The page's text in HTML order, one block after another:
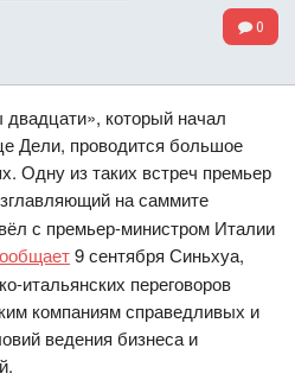
0
который начал
Дели, проводится большое
Одну из таких встреч премьер
на саммите
с премьер-министром Италии
9 сентября Синьхуа,
итальянских переговоров
компаниям справедливых и
ведения бизнеса и